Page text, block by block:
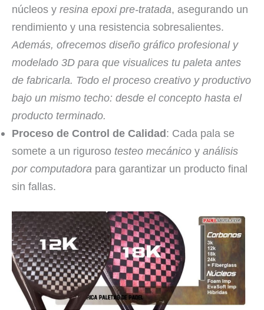
núcleos y resina epoxi pre-tratada, asegurando un
rendimiento y una resistencia sobresalientes.
Además, ofrecemos diseño gráfico profesional y
modelado 3D para que visualices tu paleta antes
de fabricarla. Todo el proceso creativo y productivo
bajo un mismo techo: desde el concepto hasta el
producto terminado.
Proceso de Control de Calidad: Cada pala se
somete a un riguroso testeo mecánico y análisis
por computadora para garantizar un producto final
sin fallas.